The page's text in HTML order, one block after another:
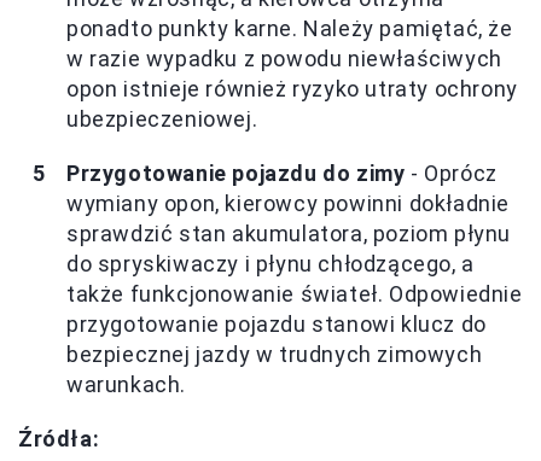
ponadto punkty karne. Należy pamiętać, że
w razie wypadku z powodu niewłaściwych
opon istnieje również ryzyko utraty ochrony
ubezpieczeniowej.
Przygotowanie pojazdu do zimy - Oprócz
wymiany opon, kierowcy powinni dokładnie
sprawdzić stan akumulatora, poziom płynu
do spryskiwaczy i płynu chłodzącego, a
także funkcjonowanie świateł. Odpowiednie
przygotowanie pojazdu stanowi klucz do
bezpiecznej jazdy w trudnych zimowych
warunkach.
Źródła: